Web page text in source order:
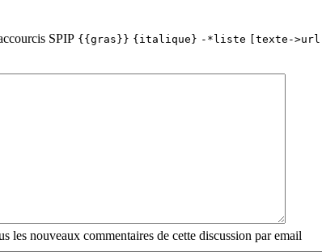
SPIP {{gras}} {italique} -*liste [texte->url]
les nouveaux commentaires de cette discussion par email